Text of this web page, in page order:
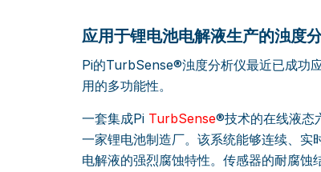
应用于锂电池电解液生产的浊度
Pi的TurbSense®浊度分析仪最近已成功
用的多功能性。
一套集成Pi TurbSense®技术的在线液态
一家锂电池制造厂。该系统能够连续、实
电解液的强烈腐蚀特性。传感器的耐腐蚀